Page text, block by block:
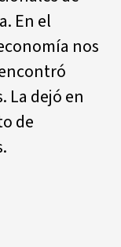
En el
nos
La dejó en
de